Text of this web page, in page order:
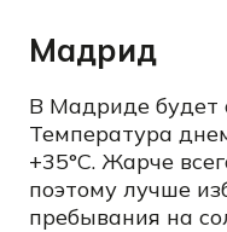
Мадрид
В Мадриде будет
Температура
+35°C. Жарче
поэтому лучше
пребывания на